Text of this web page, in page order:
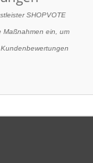
SHOPVOTE
Maßnahmen ein, um